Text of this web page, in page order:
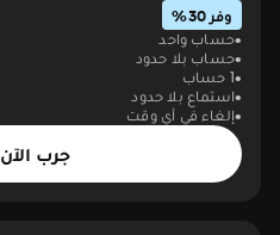
وفر 30%
حساب واحد
حساب بلا حدود
1 حساب
استماع بلا حدود
إلغاء في أي وقت
جرب الآن